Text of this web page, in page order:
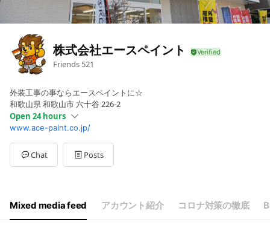
株式会社エースペイント
Friends 521
外装工事の事ならエースペイントに☆
和歌山県 和歌山市 六十谷 226-2
Open 24 hours
Sun00:00 - 00:00
Mon00:00 - 00:00
Tue00:00 - 00:00
Wed00:00 - 00:00
Sat
00:00 - 00:00
9:00～18:00 定休日:(GW.お盆.年末年始)
www.ace-paint.co.jp/
Chat Posts
Mixed media feed アカウント紹介 コロナ対策の徹底